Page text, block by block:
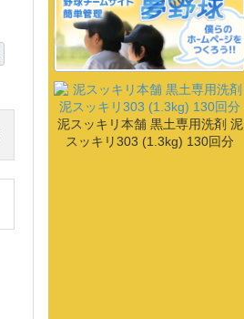
泥スッキリ本舗 黒土専用洗剤 泥
スッキリ303 (1.3kg) 130回分